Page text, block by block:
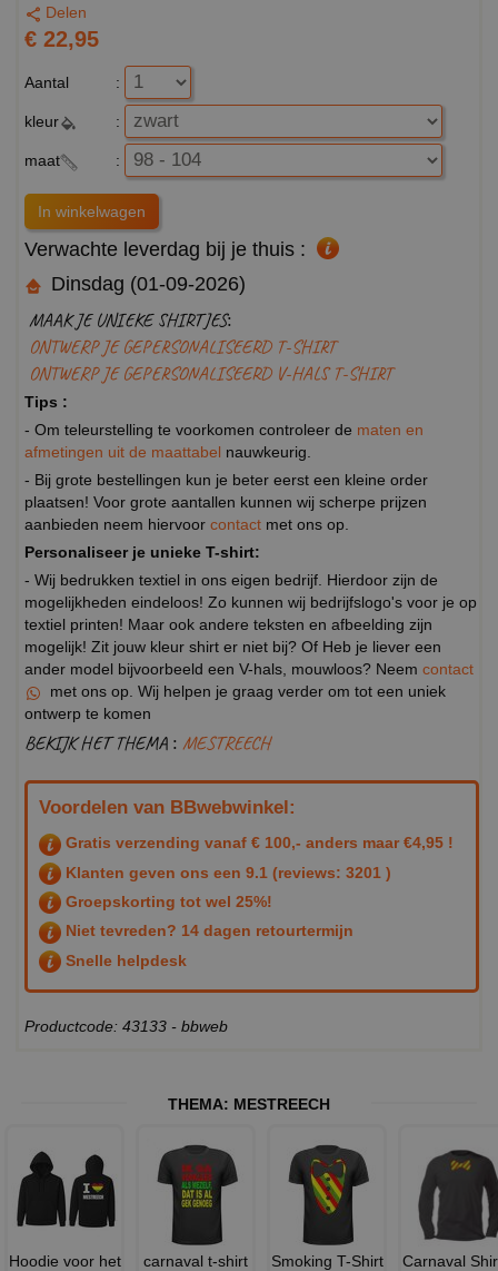
Delen
€ 22,95
Aantal :
kleur :
maat :
Verwachte leverdag bij je thuis :
Dinsdag (01-09-2026)
MAAK JE UNIEKE SHIRTJES:
ONTWERP JE GEPERSONALISEERD T-SHIRT
ONTWERP JE GEPERSONALISEERD V-HALS T-SHIRT
Tips :
- Om teleurstelling te voorkomen controleer de maten en
afmetingen uit de maattabel nauwkeurig.
- Bij grote bestellingen kun je beter eerst een kleine order
plaatsen! Voor grote aantallen kunnen wij scherpe prijzen
aanbieden neem hiervoor contact met ons op.
Personaliseer je unieke T-shirt:
- Wij bedrukken textiel in ons eigen bedrijf. Hierdoor zijn de
mogelijkheden eindeloos! Zo kunnen wij bedrijfslogo's voor je op
textiel printen! Maar ook andere teksten en afbeelding zijn
mogelijk! Zit jouw kleur shirt er niet bij? Of Heb je liever een
ander model bijvoorbeeld een V-hals, mouwloos? Neem contact
met ons op. Wij helpen je graag verder om tot een uniek
ontwerp te komen
BEKIJK HET THEMA : MESTREECH
Voordelen van BBwebwinkel:
Gratis verzending vanaf € 100,- anders maar €4,95 !
Klanten geven ons een 9.1 (reviews: 3201 )
Groepskorting tot wel 25%!
Niet tevreden? 14 dagen retourtermijn
Snelle helpdesk
Productcode: 43133 - bbweb
THEMA: MESTREECH
Hoodie voor het
carnaval t-shirt
Smoking T-Shirt
Carnaval